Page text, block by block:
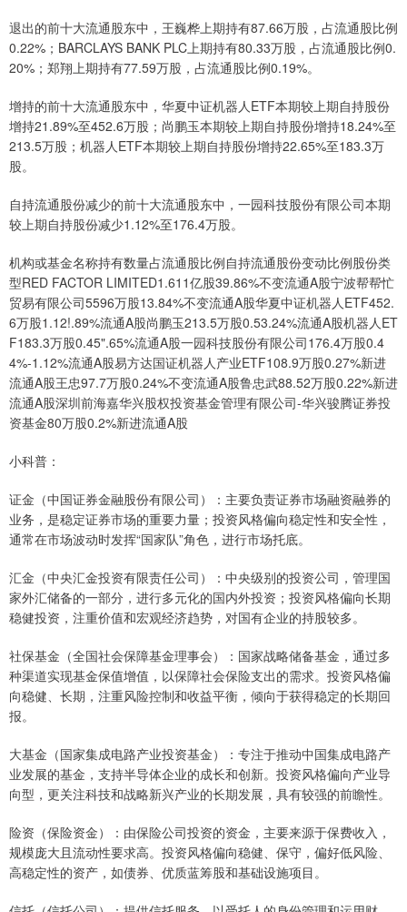
退出的前十大流通股东中，王巍桦上期持有87.66万股，占流通股比例
0.22%；BARCLAYS BANK PLC上期持有80.33万股，占流通股比例0.
20%；郑翔上期持有77.59万股，占流通股比例0.19%。
增持的前十大流通股东中，华夏中证机器人ETF本期较上期自持股份
增持21.89%至452.6万股；尚鹏玉本期较上期自持股份增持18.24%至
213.5万股；机器人ETF本期较上期自持股份增持22.65%至183.3万
股。
自持流通股份减少的前十大流通股东中，一园科技股份有限公司本期
较上期自持股份减少1.12%至176.4万股。
机构或基金名称持有数量占流通股比例自持流通股份变动比例股份类
型RED FACTOR LIMITED1.611亿股39.86%不变流通A股宁波帮帮忙
贸易有限公司5596万股13.84%不变流通A股华夏中证机器人ETF452.
6万股1.12!.89%流通A股尚鹏玉213.5万股0.53.24%流通A股机器人ET
F183.3万股0.45".65%流通A股一园科技股份有限公司176.4万股0.4
4%-1.12%流通A股易方达国证机器人产业ETF108.9万股0.27%新进
流通A股王忠97.7万股0.24%不变流通A股鲁忠武88.52万股0.22%新进
流通A股深圳前海嘉华兴股权投资基金管理有限公司-华兴骏腾证券投
资基金80万股0.2%新进流通A股
小科普：
证金（中国证券金融股份有限公司）：主要负责证券市场融资融券的
业务，是稳定证券市场的重要力量；投资风格偏向稳定性和安全性，
通常在市场波动时发挥“国家队”角色，进行市场托底。
汇金（中央汇金投资有限责任公司）：中央级别的投资公司，管理国
家外汇储备的一部分，进行多元化的国内外投资；投资风格偏向长期
稳健投资，注重价值和宏观经济趋势，对国有企业的持股较多。
社保基金（全国社会保障基金理事会）：国家战略储备基金，通过多
种渠道实现基金保值增值，以保障社会保险支出的需求。投资风格偏
向稳健、长期，注重风险控制和收益平衡，倾向于获得稳定的长期回
报。
大基金（国家集成电路产业投资基金）：专注于推动中国集成电路产
业发展的基金，支持半导体企业的成长和创新。投资风格偏向产业导
向型，更关注科技和战略新兴产业的长期发展，具有较强的前瞻性。
险资（保险资金）：由保险公司投资的资金，主要来源于保费收入，
规模庞大且流动性要求高。投资风格偏向稳健、保守，偏好低风险、
高稳定性的资产，如债券、优质蓝筹股和基础设施项目。